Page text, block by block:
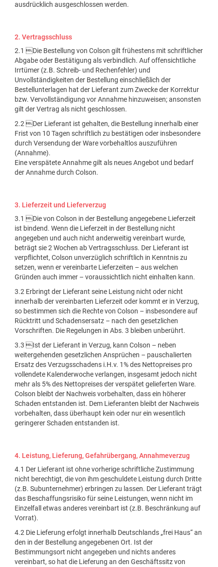
ausdrücklich ausgeschlossen werden.
2. Vertragsschluss
2.1 Die Bestellung von Colson gilt frühestens mit schriftlicher
Abgabe oder Bestätigung als verbindlich. Auf offensichtliche
Irrtümer (z.B. Schreib- und Rechenfehler) und
Unvollständigkeiten der Bestellung einschließlich der
Bestellunterlagen hat der Lieferant zum Zwecke der Korrektur
bzw. Vervollständigung vor Annahme hinzuweisen; ansonsten
gilt der Vertrag als nicht geschlossen.
2.2 Der Lieferant ist gehalten, die Bestellung innerhalb einer
Frist von 10 Tagen schriftlich zu bestätigen oder insbesondere
durch Versendung der Ware vorbehaltlos auszuführen
(Annahme).
Eine verspätete Annahme gilt als neues Angebot und bedarf
der Annahme durch Colson.
3. Lieferzeit und Lieferverzug
3.1 Die von Colson in der Bestellung angegebene Lieferzeit
ist bindend. Wenn die Lieferzeit in der Bestellung nicht
angegeben und auch nicht anderweitig vereinbart wurde,
beträgt sie 2 Wochen ab Vertragsschluss. Der Lieferant ist
verpflichtet, Colson unverzüglich schriftlich in Kenntnis zu
setzen, wenn er vereinbarte Lieferzeiten – aus welchen
Gründen auch immer – voraussichtlich nicht einhalten kann.
3.2 Erbringt der Lieferant seine Leistung nicht oder nicht
innerhalb der vereinbarten Lieferzeit oder kommt er in Verzug,
so bestimmen sich die Rechte von Colson – insbesondere auf
Rücktritt und Schadensersatz – nach den gesetzlichen
Vorschriften. Die Regelungen in Abs. 3 bleiben unberührt.
3.3 Ist der Lieferant in Verzug, kann Colson – neben
weitergehenden gesetzlichen Ansprüchen – pauschalierten
Ersatz des Verzugsschadens i.H.v. 1% des Nettopreises pro
vollendete Kalenderwoche verlangen, insgesamt jedoch nicht
mehr als 5% des Nettopreises der verspätet gelieferten Ware.
Colson bleibt der Nachweis vorbehalten, dass ein höherer
Schaden entstanden ist. Dem Lieferanten bleibt der Nachweis
vorbehalten, dass überhaupt kein oder nur ein wesentlich
geringerer Schaden entstanden ist.
4. Leistung, Lieferung, Gefahrübergang, Annahmeverzug
4.1 Der Lieferant ist ohne vorherige schriftliche Zustimmung
nicht berechtigt, die von ihm geschuldete Leistung durch Dritte
(z.B. Subunternehmer) erbringen zu lassen. Der Lieferant trägt
das Beschaffungsrisiko für seine Leistungen, wenn nicht im
Einzelfall etwas anderes vereinbart ist (z.B. Beschränkung auf
Vorrat).
4.2 Die Lieferung erfolgt innerhalb Deutschlands „frei Haus“ an
den in der Bestellung angegebenen Ort. Ist der
Bestimmungsort nicht angegeben und nichts anderes
vereinbart, so hat die Lieferung an den Geschäftssitz von